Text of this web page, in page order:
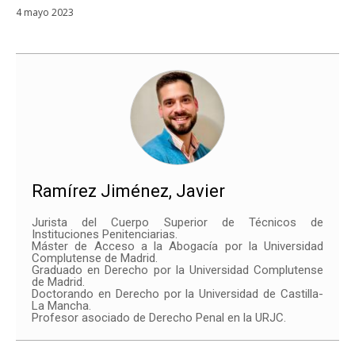
4 mayo 2023
Ramírez Jiménez, Javier
Jurista del Cuerpo Superior de Técnicos de
Instituciones Penitenciarias.
Máster de Acceso a la Abogacía por la Universidad
Complutense de Madrid.
Graduado en Derecho por la Universidad Complutense
de Madrid.
Doctorando en Derecho por la Universidad de Castilla-
La Mancha.
Profesor asociado de Derecho Penal en la URJC.